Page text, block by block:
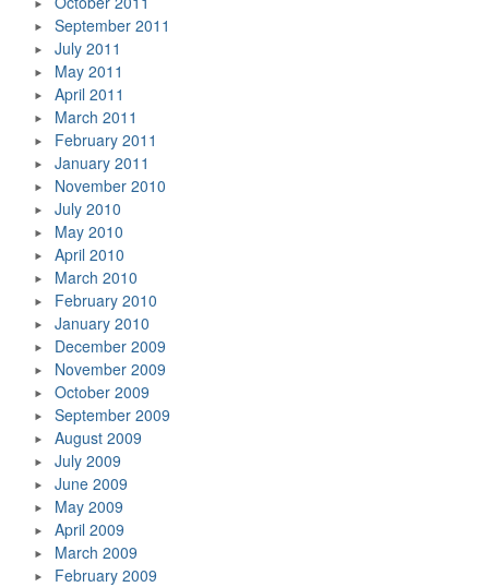
September 2011
July 2011
May 2011
April 2011
March 2011
February 2011
January 2011
November 2010
July 2010
May 2010
April 2010
March 2010
February 2010
January 2010
December 2009
November 2009
October 2009
September 2009
August 2009
July 2009
June 2009
May 2009
April 2009
March 2009
February 2009